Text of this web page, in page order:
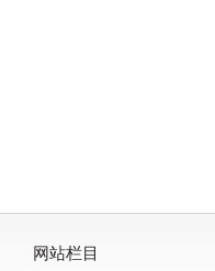
网站栏目